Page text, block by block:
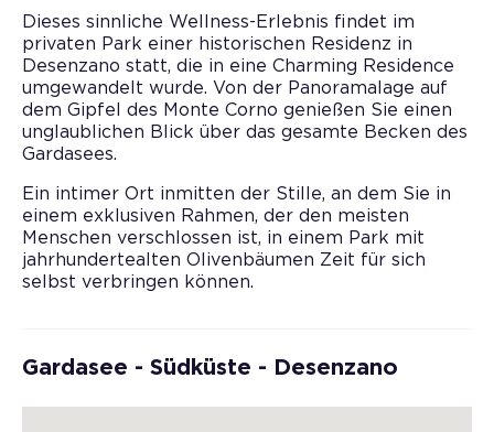
Dieses sinnliche Wellness-Erlebnis findet im
privaten Park einer historischen Residenz in
Desenzano statt, die in eine Charming Residence
umgewandelt wurde. Von der Panoramalage auf
dem Gipfel des Monte Corno genießen Sie einen
unglaublichen Blick über das gesamte Becken des
Gardasees.
Ein intimer Ort inmitten der Stille, an dem Sie in
einem exklusiven Rahmen, der den meisten
Menschen verschlossen ist, in einem Park mit
jahrhundertealten Olivenbäumen Zeit für sich
selbst verbringen können.
Gardasee - Südküste - Desenzano